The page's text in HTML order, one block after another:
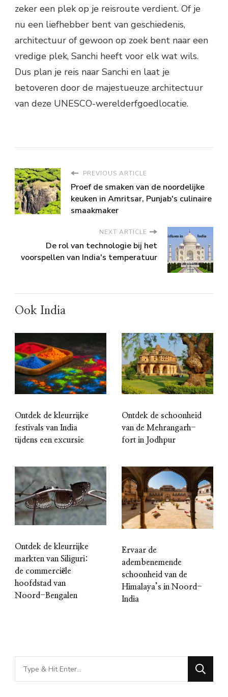
zeker een plek op je reisroute verdient. Of je
nu een liefhebber bent van geschiedenis,
architectuur of gewoon op zoek bent naar een
vredige plek, Sanchi heeft voor elk wat wils.
Dus plan je reis naar Sanchi en laat je
betoveren door de majestueuze architectuur
van deze UNESCO-werelderfgoedlocatie.
PREVIOUS ARTICLE
Proef de smaken van de noordelijke
keuken in Amritsar, Punjab's culinaire
smaakmaker
NEXT ARTICLE
De rol van technologie bij het
voorspellen van India's temperatuur
Ook India
Ontdek de kleurrijke
festivals van India
tijdens een excursie
Ontdek de schoonheid
van de Mehrangarh-
fort in Jodhpur
Ontdek de kleurrijke
markten van Siliguri:
de commerciële
hoofdstad van
Noord-Bengalen
Ervaar de
adembenemende
schoonheid van de
Himalaya’s in Noord-
India
Looking
for